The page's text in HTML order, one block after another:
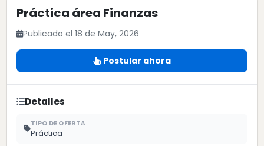
Práctica área Finanzas
Publicado el 18 de May, 2026
Postular ahora
Detalles
TIPO DE OFERTA
Práctica